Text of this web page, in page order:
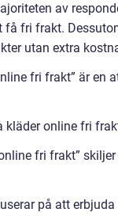
av
fri frakt.
utan extra
fri frakt” är en
kläder online fri
fri frakt”
på att